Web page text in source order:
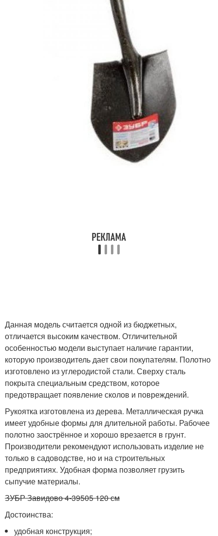
Данная модель считается одной из бюджетных,
отличается высоким качеством. Отличительной
особенностью модели выступает наличие гарантии,
которую производитель дает свои покупателям. Полотно
изготовлено из углеродистой стали. Сверху сталь
покрыта специальным средством, которое
предотвращает появление сколов и повреждений.
Рукоятка изготовлена из дерева. Металлическая ручка
имеет удобные формы для длительной работы. Рабочее
полотно заострённое и хорошо врезается в грунт.
Производители рекомендуют использовать изделие не
только в садоводстве, но и на строительных
предприятиях. Удобная форма позволяет грузить
сыпучие материалы.
ЗУБР Завидово 4-39505 120 см
Достоинства:
удобная конструкция;